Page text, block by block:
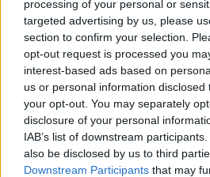
processing of your personal or
targeted advertising by us, please
section to confirm your selection.
opt-out request is processed you
interest-based ads based on
us or personal information
your opt-out. You may separately
disclosure of your personal
IAB’s list of downstream
also be disclosed by us to third
Downstream Participants that may
2023
0,0000
0,0000
Abril de
2023
$
0,0000
$
0,0000
$
Maio de
2023
$
0,0000
$
0,0000
$
Junho de
2023
$
0,0000
$
0,0000
$